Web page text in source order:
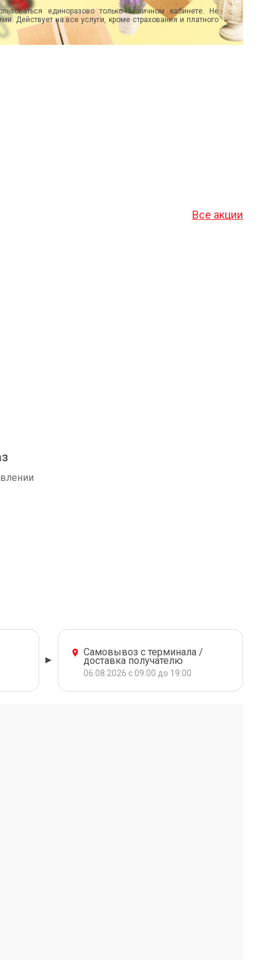
единоразово только в личном кабинете. Не
Действует на все услуги, кроме страхования и платного
Все акции
Самовывоз с терминала /
доставка получателю
06.08.2026 с 09:00 до 19:00